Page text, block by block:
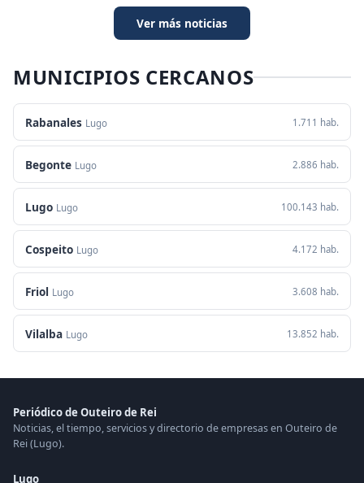
Ver más noticias
MUNICIPIOS CERCANOS
Rabanales Lugo 1.711 hab.
Begonte Lugo 2.886 hab.
Lugo Lugo 100.143 hab.
Cospeito Lugo 4.172 hab.
Friol Lugo 3.608 hab.
Vilalba Lugo 13.852 hab.
Periódico de Outeiro de Rei
Noticias, el tiempo, servicios y directorio de empresas en Outeiro de
Rei (Lugo).
Lugo